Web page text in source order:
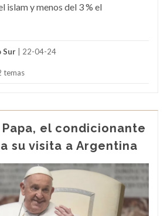
islam y menos del 3 % el
Sur | 22-04-24
temas
el condicionante
su visita a Argentina